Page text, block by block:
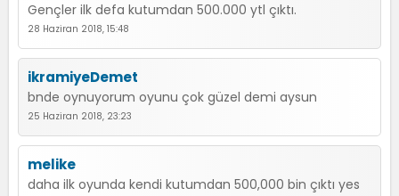
Gençler ilk defa kutumdan 500.000 ytl çıktı.
28 Haziran 2018, 15:48
ikramiyeDemet
bnde oynuyorum oyunu çok güzel demi aysun
25 Haziran 2018, 23:23
melike
daha ilk oyunda kendi kutumdan 500,000 bin çıktı yes